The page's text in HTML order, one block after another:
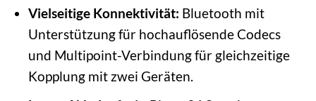
Vielseitige Konnektivität: Bluetooth mit
Unterstützung für hochauflösende Codecs
und Multipoint-Verbindung für gleichzeitige
Kopplung mit zwei Geräten.